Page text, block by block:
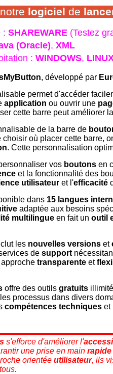
logiciel de
: SHAREWARE (Testez
(Oracle), XML
: WINDOWS,
, développé par
permet d'accéder
application ou ouvrir une
cette barre peut améliorer
de la barre de
choisir où placer cette barre,
. Cette personnalisation
vos boutons en
et la fonctionnalité des
utilisateur et l'efficacité
dans 15 langues
adaptée aux besoins
multilingue en fait un outil
les nouvelles versions et
de support
transparente et
offre des outils gratuits
processus dans divers
compétences techniques et
s'efforce d'améliorer l'
une prise en main rapide
orientée utilisateur, ils